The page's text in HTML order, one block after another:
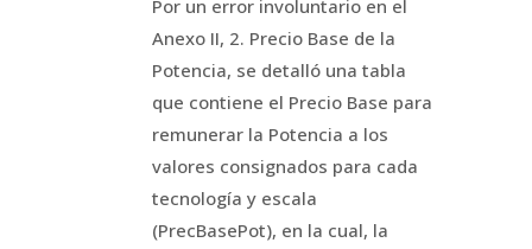
Por un error involuntario en el
Anexo II, 2. Precio Base de la
Potencia, se detalló una tabla
que contiene el Precio Base para
remunerar la Potencia a los
valores consignados para cada
tecnología y escala
(PrecBasePot), en la cual, la